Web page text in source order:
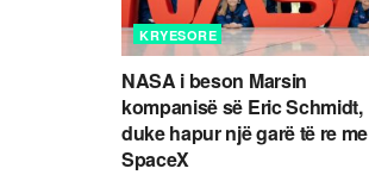
KRYESORE
NASA i beson Marsin
kompanisë së Eric Schmidt,
duke hapur një garë të re me
SpaceX